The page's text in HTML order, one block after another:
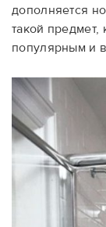
дополняется
такой
популярным и